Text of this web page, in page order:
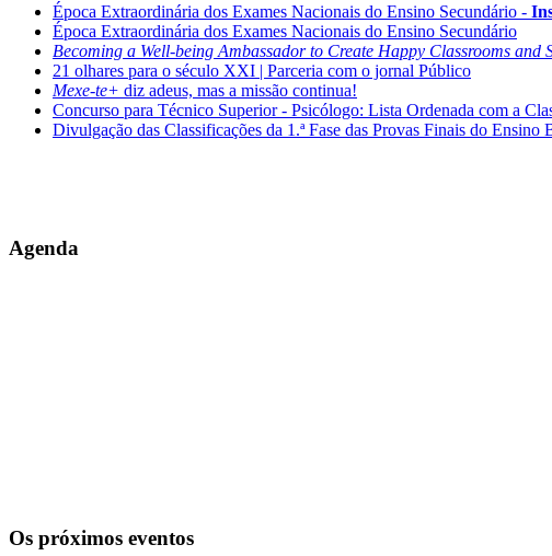
Época Extraordinária dos Exames Nacionais do Ensino Secundário -
Época Extraordinária dos Exames Nacionais do Ensino Secundário
Becoming a Well-being Ambassador to Create Happy Classrooms and
21 olhares para o século XXI | Parceria com o jornal Público
Mexe-te+ diz adeus, mas a missão continua!
Concurso para Técnico Superior - Psicólogo: Lista Ordenada com a
Divulgação das Classificações da 1.ª Fase das Provas Finais do Ensino
Agenda
Os próximos eventos